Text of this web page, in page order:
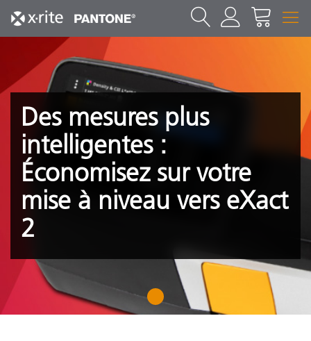
Des mesures plus
intelligentes :
Économisez sur votre
mise à niveau vers eXact
2
1